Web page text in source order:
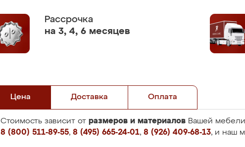
Рассрочка
на 3, 4, 6 месяцев
Цена Доставка Оплата
Стоимость зависит от размеров и материалов Вашей
8 (800) 511-89-55, 8 (495) 665-24-01, 8 (926) 409-68-13, и наш